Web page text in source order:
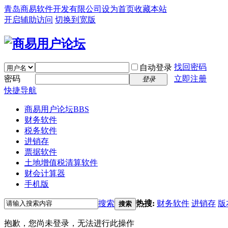
青岛商易软件开发有限公司 设为首页收藏本站
开启辅助访问 切换到宽版
自动登录 找回密码
密码
登录
立即注册
快捷导航
商易用户论坛BBS
财务软件
税务软件
进销存
票据软件
土地增值税清算软件
财会计算器
手机版
搜索 搜索 热搜: 财务软件 进销存 版
抱歉，您尚未登录，无法进行此操作